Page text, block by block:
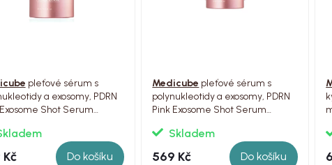
pleťové sérum s
a exosomy, PDRN
Shot Serum
Do košíku
Medicube pleťové sérum s
polynukleotidy a exosomy, PDRN
Pink Exosome Shot Serum
Skladem
569 Kč Do košíku